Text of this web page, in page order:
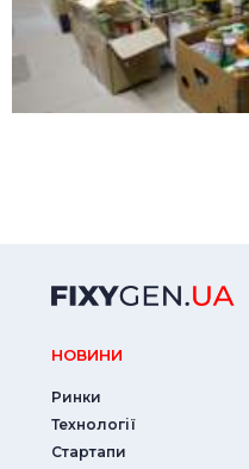
НОВИНИ
Ринки
Технології
Стартапи